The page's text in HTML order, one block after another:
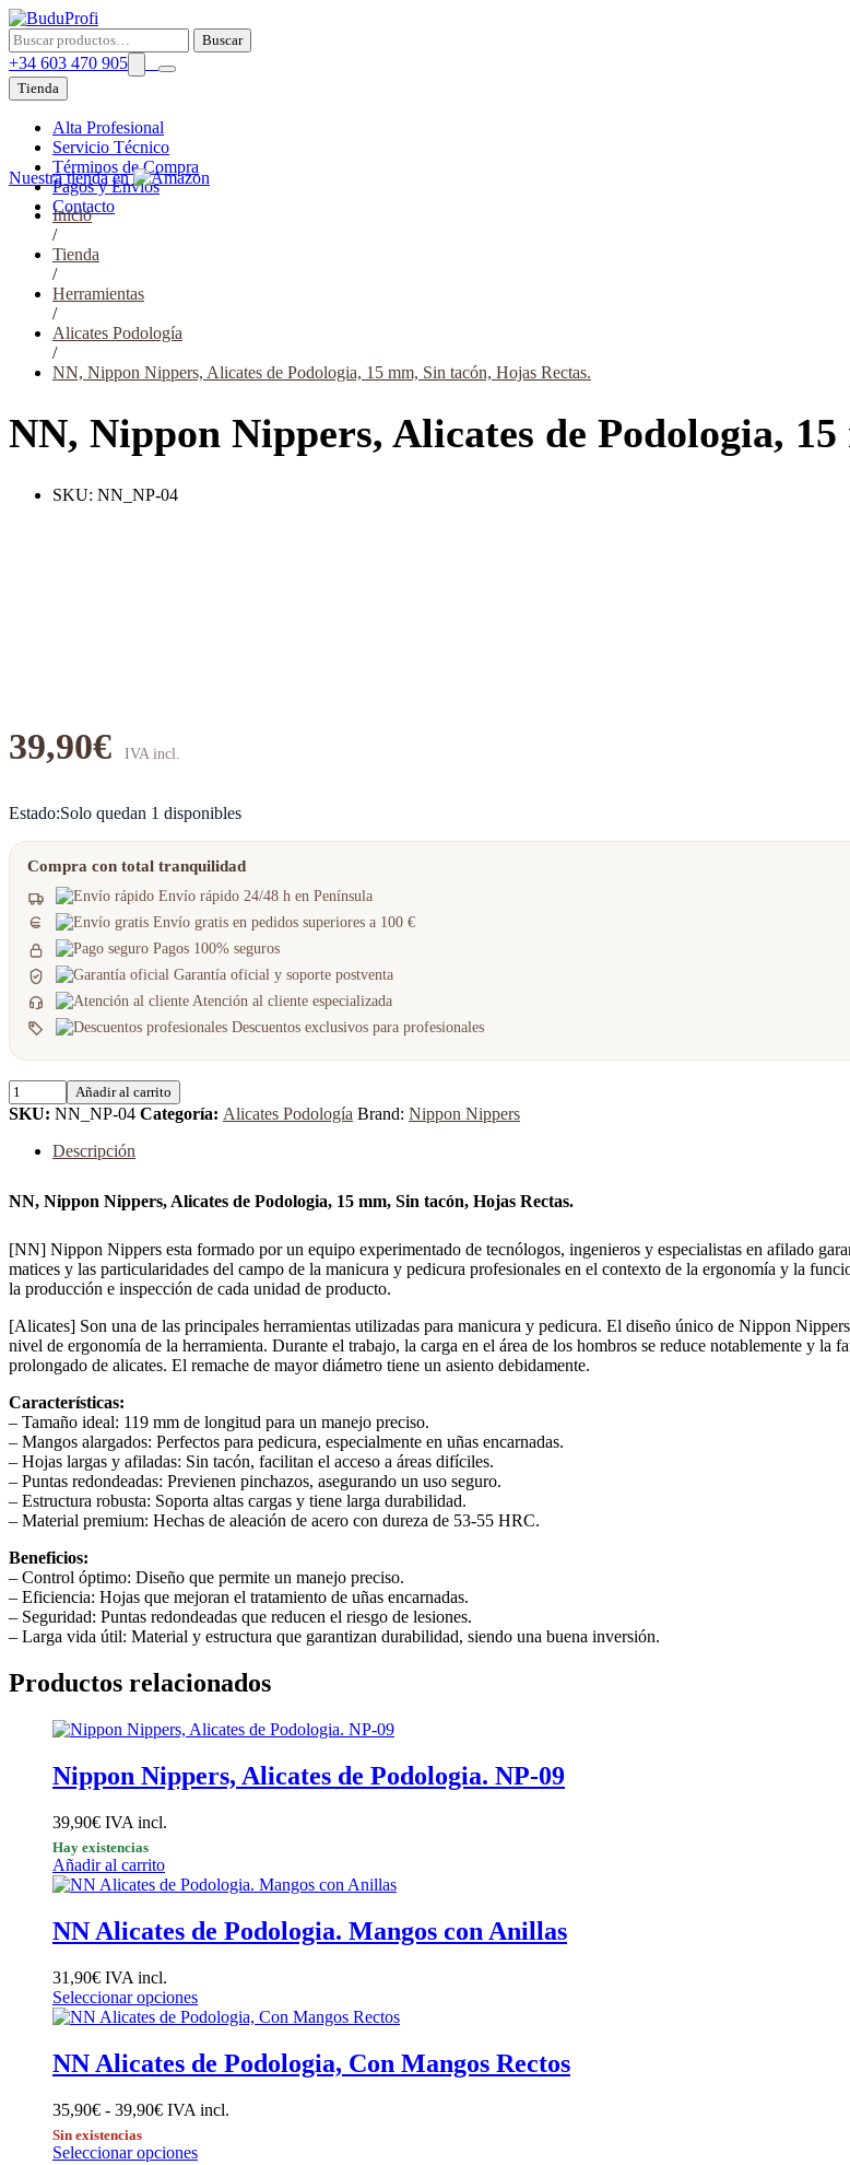
Buscar
por:
Buscar
+34 603 470 905
Tienda
Alta Profesional
Servicio Técnico
Términos de Compra
Pagos y Envíos
Contacto
Nuestra tienda en
Inicio
/
Tienda
/
Herramientas
/
Alicates Podología
/
NN, Nippon Nippers, Alicates de Podologia, 15 mm, Sin tacón, Hojas Rectas.
NN, Nippon Nippers, Alicates de Podologia,
SKU: NN_NP-04
39,90€
Estado:Solo quedan 1 disponibles
Compra con total tranquilidad
Envío rápido 24/48 h en Península
Envío gratis en pedidos superiores a 100 €
Pagos 100% seguros
Garantía oficial y soporte postventa
Atención al cliente especializada
Descuentos exclusivos para profesionales
Añadir al carrito
SKU: NN_NP-04 Categoría: Alicates Podología Brand: Nippon Nippers
Descripción
NN, Nippon Nippers, Alicates de Podologia, 15 mm, Sin tacón, Hojas Rectas.
[NN] Nippon Nippers esta formado por un equipo experimentado de tecnólogos, ingenieros y especialistas en afilado
matices y las particularidades del campo de la manicura y pedicura profesionales en el contexto de la ergonomía y la
la producción e inspección de cada unidad de producto.
[Alicates] Son una de las principales herramientas utilizadas para manicura y pedicura. El diseño único de Nippon
nivel de ergonomía de la herramienta. Durante el trabajo, la carga en el área de los hombros se reduce notablemente y la
prolongado de alicates. El remache de mayor diámetro tiene un asiento debidamente.
Características:
– Tamaño ideal: 119 mm de longitud para un manejo preciso.
– Mangos alargados: Perfectos para pedicura, especialmente en uñas encarnadas.
– Hojas largas y afiladas: Sin tacón, facilitan el acceso a áreas difíciles.
– Puntas redondeadas: Previenen pinchazos, asegurando un uso seguro.
– Estructura robusta: Soporta altas cargas y tiene larga durabilidad.
– Material premium: Hechas de aleación de acero con dureza de 53-55 HRC.
Beneficios:
– Control óptimo: Diseño que permite un manejo preciso.
– Eficiencia: Hojas que mejoran el tratamiento de uñas encarnadas.
– Seguridad: Puntas redondeadas que reducen el riesgo de lesiones.
– Larga vida útil: Material y estructura que garantizan durabilidad, siendo una buena inversión.
Productos relacionados
Nippon Nippers, Alicates de Podologia. NP-09
39,90€ IVA incl.
Hay existencias
Añadir al carrito
NN Alicates de Podologia. Mangos con Anillas
31,90€ IVA incl.
Seleccionar opcionesEste
producto
múltiples
variantes.
opciones
pueden
NN Alicates de Podologia, Con Mangos Rectos
35,90€ - 39,90€Rango
precios:
IVA incl.
Sin existencias
Seleccionar opcionesEste